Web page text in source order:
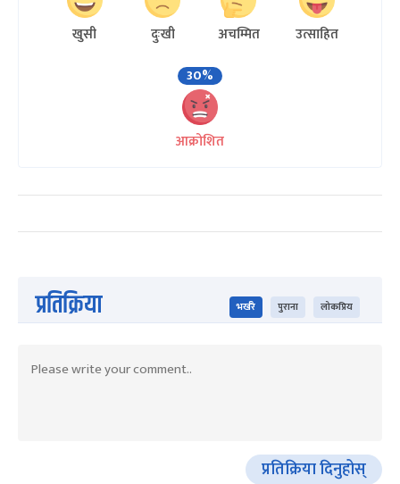
खुसी दुःखी अचम्मित
उत्साहित
30%
आक्रोशित
प्रतिक्रिया भर्खरै पुराना लोकप्रिय
प्रतिक्रिया दिनुहोस्